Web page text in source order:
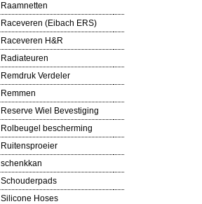
Raamnetten
Raceveren (Eibach ERS)
Raceveren H&R
Radiateuren
Remdruk Verdeler
Remmen
Reserve Wiel Bevestiging
Rolbeugel bescherming
Ruitensproeier
schenkkan
Schouderpads
Silicone Hoses